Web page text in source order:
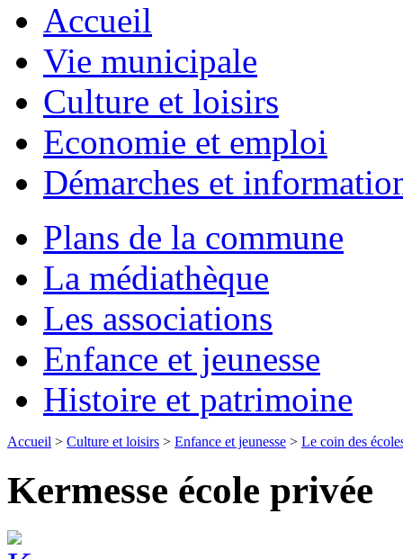
Accueil
Vie municipale
Culture et loisirs
Economie et emploi
Démarches et
Plans de la commune
La médiathèque
Les associations
Enfance et jeunesse
Histoire et patrimoine
Accueil > Culture et loisirs > Enfance et jeunesse > Le coin des
Kermesse école privée